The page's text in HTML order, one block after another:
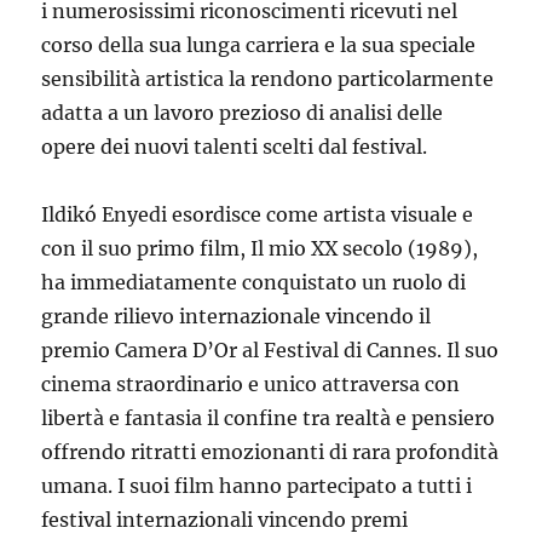
i numerosissimi riconoscimenti ricevuti nel
corso della sua lunga carriera e la sua speciale
sensibilità artistica la rendono particolarmente
adatta a un lavoro prezioso di analisi delle
opere dei nuovi talenti scelti dal festival.
Ildikó Enyedi esordisce come artista visuale e
con il suo primo film, Il mio XX secolo (1989),
ha immediatamente conquistato un ruolo di
grande rilievo internazionale vincendo il
premio Camera D’Or al Festival di Cannes. Il suo
cinema straordinario e unico attraversa con
libertà e fantasia il confine tra realtà e pensiero
offrendo ritratti emozionanti di rara profondità
umana. I suoi film hanno partecipato a tutti i
festival internazionali vincendo premi